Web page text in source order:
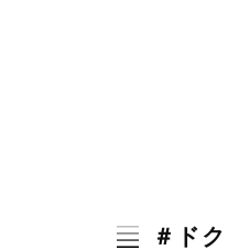
＃ド